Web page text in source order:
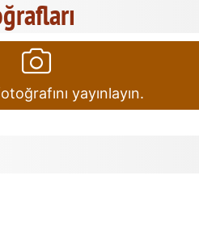
yayınlayın.